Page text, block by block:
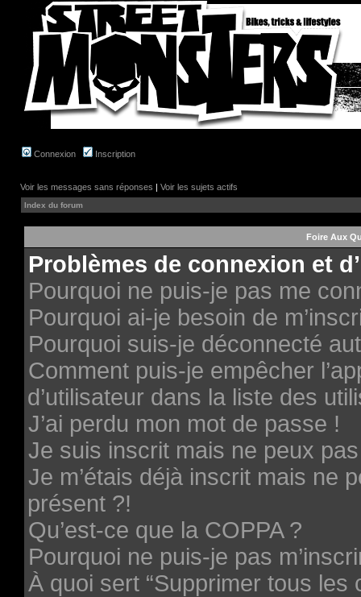
Connexion Inscription
Voir les messages sans réponses | Voir les sujets actifs
Index du forum
Foire Aux
Problèmes de connexion et
Pourquoi ne puis-je pas me
Pourquoi ai-je besoin de
Pourquoi suis-je déconnecté
Comment puis-je empêcher
d’utilisateur dans la liste des
J’ai perdu mon mot de passe !
Je suis inscrit mais ne peux
Je m’étais déjà inscrit mais ne
présent ?!
Qu’est-ce que la COPPA ?
Pourquoi ne puis-je pas
À quoi sert “Supprimer tous les